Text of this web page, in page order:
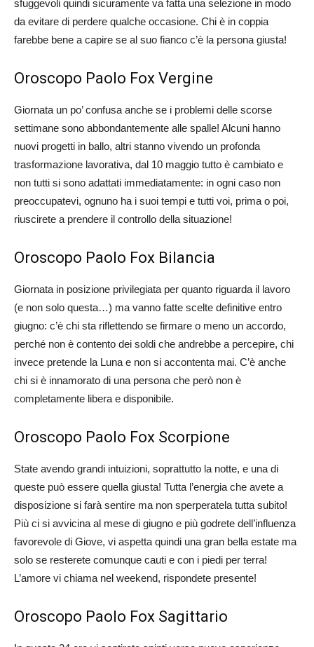
sfuggevoli quindi sicuramente va fatta una selezione in modo
da evitare di perdere qualche occasione. Chi è in coppia
farebbe bene a capire se al suo fianco c’è la persona giusta!
Oroscopo Paolo Fox Vergine
Giornata un po’ confusa anche se i problemi delle scorse
settimane sono abbondantemente alle spalle! Alcuni hanno
nuovi progetti in ballo, altri stanno vivendo un profonda
trasformazione lavorativa, dal 10 maggio tutto è cambiato e
non tutti si sono adattati immediatamente: in ogni caso non
preoccupatevi, ognuno ha i suoi tempi e tutti voi, prima o poi,
riuscirete a prendere il controllo della situazione!
Oroscopo Paolo Fox Bilancia
Giornata in posizione privilegiata per quanto riguarda il lavoro
(e non solo questa…) ma vanno fatte scelte definitive entro
giugno: c’è chi sta riflettendo se firmare o meno un accordo,
perché non è contento dei soldi che andrebbe a percepire, chi
invece pretende la Luna e non si accontenta mai. C’è anche
chi si è innamorato di una persona che però non è
completamente libera e disponibile.
Oroscopo Paolo Fox Scorpione
State avendo grandi intuizioni, soprattutto la notte, e una di
queste può essere quella giusta! Tutta l’energia che avete a
disposizione si farà sentire ma non sperperatela tutta subito!
Più ci si avvicina al mese di giugno e più godrete dell’influenza
favorevole di Giove, vi aspetta quindi una gran bella estate ma
solo se resterete comunque cauti e con i piedi per terra!
L’amore vi chiama nel weekend, rispondete presente!
Oroscopo Paolo Fox Sagittario